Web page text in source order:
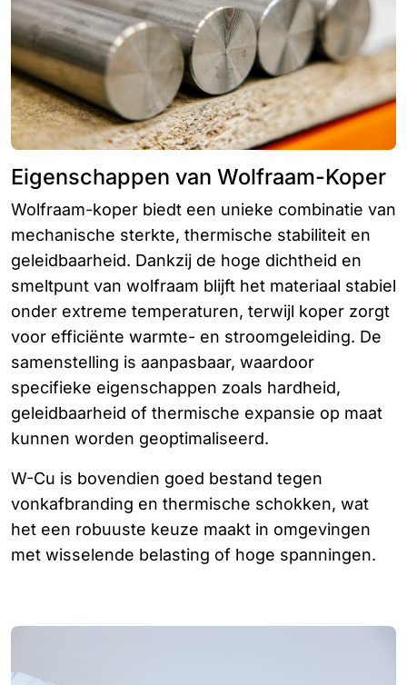
Eigenschappen van Wolfraam-Koper
Wolfraam-koper biedt een unieke combinatie van
mechanische sterkte, thermische stabiliteit en
geleidbaarheid. Dankzij de hoge dichtheid en
smeltpunt van wolfraam blijft het materiaal stabiel
onder extreme temperaturen, terwijl koper zorgt
voor efficiënte warmte- en stroomgeleiding. De
samenstelling is aanpasbaar, waardoor
specifieke eigenschappen zoals hardheid,
geleidbaarheid of thermische expansie op maat
kunnen worden geoptimaliseerd.
W-Cu is bovendien goed bestand tegen
vonkafbranding en thermische schokken, wat
het een robuuste keuze maakt in omgevingen
met wisselende belasting of hoge spanningen.